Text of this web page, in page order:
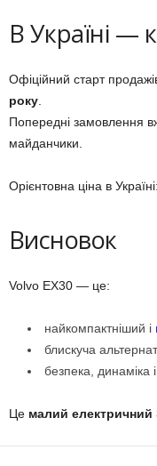
В Україні —
Офіційний старт
року
Попередні замовлення
майданчики.
Орієнтовна ціна в Україні:
Висновок
Volvo EX30 — це:
найкомпактніший і
блискуча
безпека, динаміка
Це малий